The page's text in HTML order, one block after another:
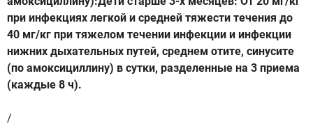
при инфекциях легкой и средней тяжести течения до
40 мг/кг при тяжелом течении инфекции и инфекции
нижних дыхательных путей, среднем отите, синусите
(по амоксициллину) в сутки, разделенные на 3 приема
(каждые 8 ч).
/